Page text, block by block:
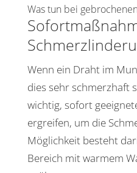
Was tun bei
Wenn ein Draht im
dies sehr schmerz­haft
wichtig, sofort
ergreifen, um die
Möglich­keit besteht
Bereich mit warmem